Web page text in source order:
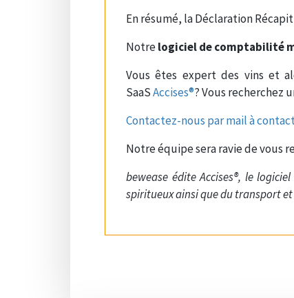
En résumé, la Déclaration
Notrelogiciel de comptabilité
Vous êtes expert des vins et
SaaSAccises®? Vous recherchez
Contactez-nous par mail à
Notre équipe sera ravie de vous
bewease édite Accises®, le
spiritueux ainsi que du transport